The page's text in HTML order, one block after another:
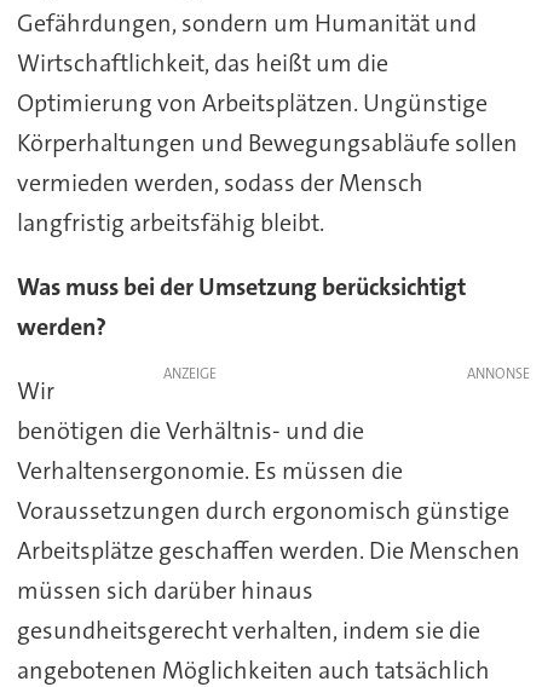
Gefährdungen, sondern um Humanität und
Wirtschaftlichkeit, das heißt um die
Optimierung von Arbeitsplätzen. Ungünstige
Körperhaltungen und Bewegungsabläufe sollen
vermieden werden, sodass der Mensch
langfristig arbeitsfähig bleibt.
Was muss bei der Umsetzung berücksichtigt
werden?
ANZEIGE
Wir
benötigen die Verhältnis- und die
Verhaltensergonomie. Es müssen die
Voraussetzungen durch ergonomisch günstige
Arbeitsplätze geschaffen werden. Die Menschen
müssen sich darüber hinaus
gesundheitsgerecht verhalten, indem sie die
angebotenen Möglichkeiten auch tatsächlich